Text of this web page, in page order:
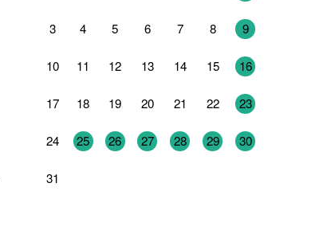
3 4 5 6 7 8 9
10 11 12 13 14 15 16
17 18 19 20 21 22 23
24 25 26 27 28 29 30
31